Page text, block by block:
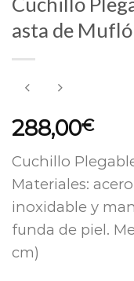
asta de
288,00€
Cuchillo
Materiales:
inoxidable y
funda de piel.
cm)